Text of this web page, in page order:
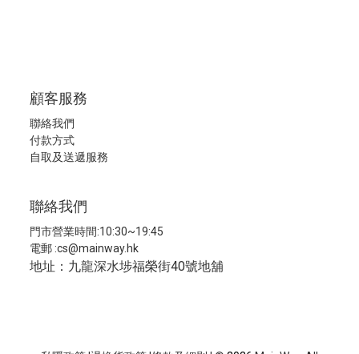
顧客服務
聯絡我們
付款方式
自取及送遞服務
聯絡我們
門市營業時間:10:30~19:45
電郵 :cs@mainway.hk
地址：九龍深水埗福榮街40號地舖